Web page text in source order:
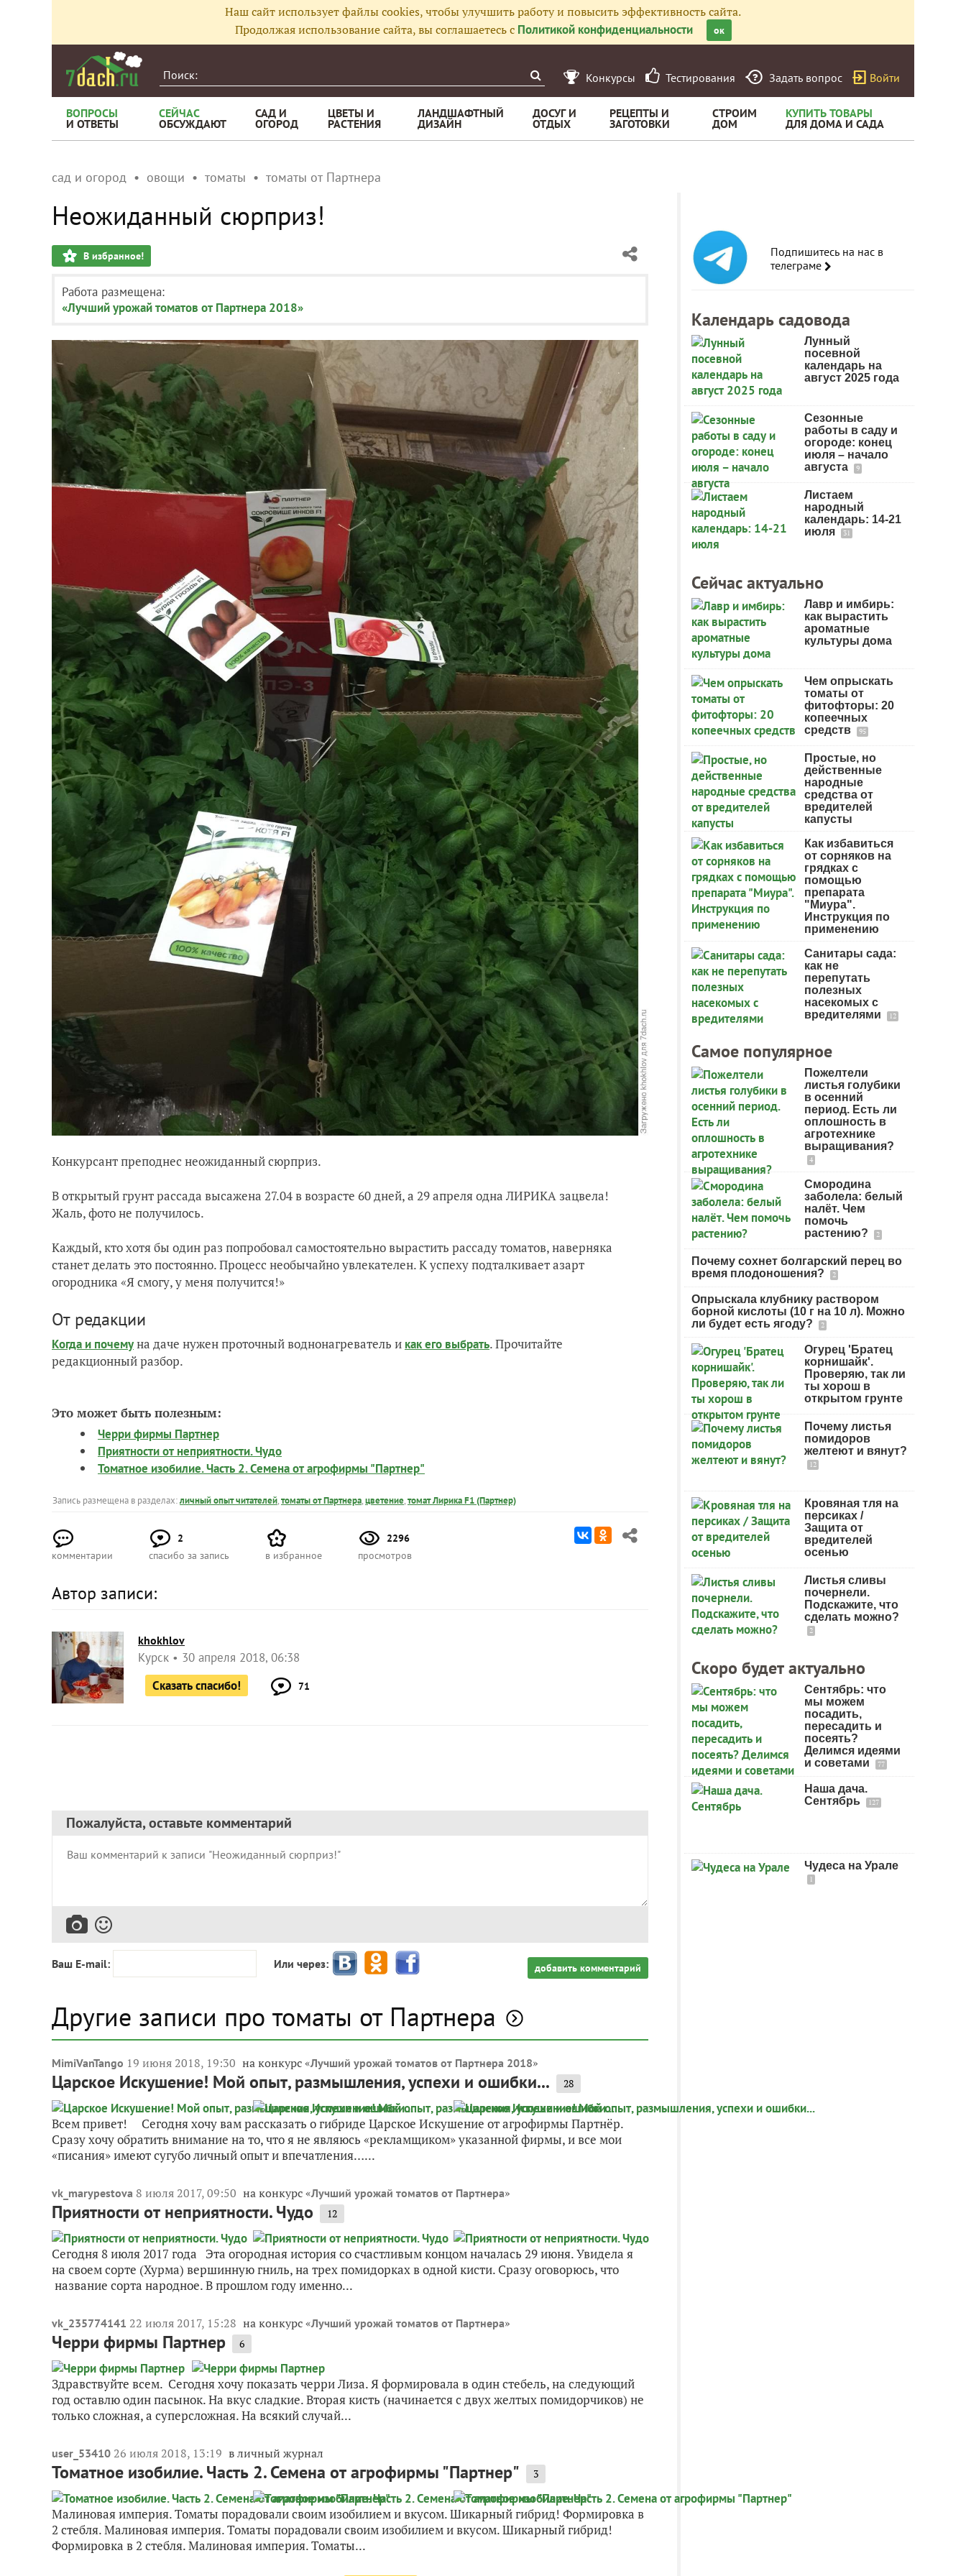
Наш сайт использует файлы cookies, чтобы улучшить работу и повысить эффективность сайта.
Продолжая использование сайта, вы соглашаетесь с Политикой конфиденциальности ок
Конкурсы Тестирования Задать вопрос Войти
ВОПРОСЫ
И ОТВЕТЫ
СЕЙЧАС
ОБСУЖДАЮТ
САД И
ОГОРОД
ЦВЕТЫ И
РАСТЕНИЯ
ЛАНДШАФТНЫЙ
ДИЗАЙН
ДОСУГ И
ОТДЫХ
РЕЦЕПТЫ И
ЗАГОТОВКИ
СТРОИМ
ДОМ
КУПИТЬ ТОВАРЫ
ДЛЯ ДОМА И САДА
сад и огород овощи томаты томаты от Партнера
Неожиданный сюрприз!
В избранное!
Работа размещена:
«Лучший урожай томатов от Партнера 2018»
Конкурсант преподнес неожиданный сюрприз.
В открытый грунт рассада высажена 27.04 в возрасте 60 дней, а 29 апреля одна ЛИРИКА зацвела!
Жаль, фото не получилось.
Каждый, кто хотя бы один раз попробовал самостоятельно вырастить рассаду томатов, наверняка
станет делать это постоянно. Процесс необычайно увлекателен. К успеху подталкивает азарт
огородника «Я смогу, у меня получится!»
От редакции
Когда и почемуна даче нужен проточный воднонагреватель и как его выбрать. Прочитайте
редакционный разбор.
Это может быть полезным:
Черри фирмы Партнер
Приятности от неприятности. Чудо
Томатное изобилие. Часть 2. Семена от агрофирмы "Партнер"
Запись размещена в разделах:личный опыт читателей,томаты от Партнера,цветение,томат Лирика F1 (Партнер)
комментарии
2
спасибо за запись
в избранное
2296
просмотров
Автор записи:
khokhlov
Курск
30 апреля 2018, 06:38
Сказать спасибо!
71
Пожалуйста, оставьте комментарий
Ваш E-mail: Или через: добавить комментарий
Другие записи про томаты от Партнера
MimiVanTango 19 июня 2018, 19:30 на конкурс «Лучший урожай томатов от Партнера 2018»
Царское Искушение! Мой опыт, размышления, успехи и ошибки... 28
Всем привет! Сегодня хочу вам рассказать о гибриде Царское Искушение от агрофирмы Партнёр.
Сразу хочу обратить внимание на то, что я не являюсь «рекламщиком» указанной фирмы, и все мои
«писания» имеют сугубо личный опыт и впечатления…...
vk_marypestova 8 июля 2017, 09:50 на конкурс «Лучший урожай томатов от Партнера»
Приятности от неприятности. Чудо 12
Сегодня 8 июля 2017 года Эта огородная история со счастливым концом началась 29 июня. Увидела я
на своем сорте (Хурма) вершинную гниль, на трех помидорках в одной кисти. Сразу оговорюсь, что
название сорта народное. В прошлом году именно...
vk_235774141 22 июля 2017, 15:28 на конкурс «Лучший урожай томатов от Партнера»
Черри фирмы Партнер 6
Здравствуйте всем. Сегодня хочу показать черри Лиза. Я формировала в один стебель, на следующий
год оставлю один пасынок. На вкус сладкие. Вторая кисть (начинается с двух желтых помидорчиков) не
только сложная, а суперсложная. На всякий случай...
user_53410 26 июля 2018, 13:19 в личный журнал
Томатное изобилие. Часть 2. Семена от агрофирмы "Партнер" 3
Малиновая империя. Томаты порадовали своим изобилием и вкусом. Шикарный гибрид! Формировка в
2 стебля. Малиновая империя. Томаты порадовали своим изобилием и вкусом. Шикарный гибрид!
Формировка в 2 стебля. Малиновая империя. Томаты...
Подпишитесь на нас в
телеграме
Календарь садовода
Лунный
посевной
календарь на
август 2025 года
Сезонные
работы в саду и
огороде: конец
июля – начало
августа
9
Листаем
народный
календарь: 14-21
июля
31
Сейчас актуально
Лавр и имбирь:
как вырастить
ароматные
культуры дома
Чем опрыскать
томаты от
фитофторы: 20
копеечных
средств
95
Простые, но
действенные
народные
средства от
вредителей
капусты
Как избавиться
от сорняков на
грядках с
помощью
препарата
"Миура".
Инструкция по
применению
Санитары сада:
как не
перепутать
полезных
насекомых с
вредителями
12
Самое популярное
Пожелтели
листья голубики
в осенний
период. Есть ли
оплошность в
агротехнике
выращивания?
4
Смородина
заболела: белый
налёт. Чем
помочь
растению?
2
Почему сохнет болгарский перец во
время плодоношения?
2
Опрыскала клубнику раствором
борной кислоты (10 г на 10 л). Можно
ли будет есть ягоду?
2
Огурец 'Братец
корнишайк'.
Проверяю, так ли
ты хорош в
открытом грунте
Почему листья
помидоров
желтеют и вянут?
12
Кровяная тля на
персиках /
Защита от
вредителей
осенью
Листья сливы
почернели.
Подскажите, что
сделать можно?
2
Скоро будет актуально
Сентябрь: что
мы можем
посадить,
пересадить и
посеять?
Делимся идеями
и советами
77
Наша дача.
Сентябрь
127
Чудеса на Урале
1